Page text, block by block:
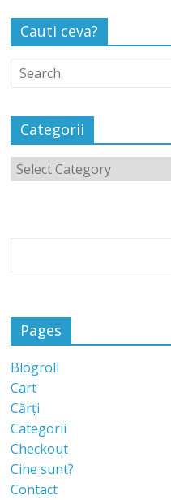
Cauti ceva?
Categorii
Pages
Blogroll
Cart
Cărți
Categorii
Checkout
Cine sunt?
Contact